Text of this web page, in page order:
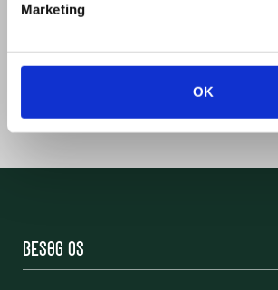
Marketing
OK
Del denne artikel
Besøg os